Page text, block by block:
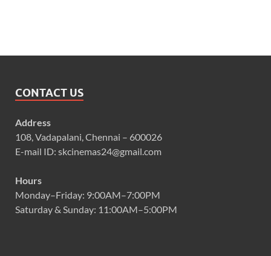
CONTACT US
Address
108, Vadapalani, Chennai – 600026
E-mail ID: skcinemas24@gmail.com
Hours
Monday–Friday: 9:00AM–7:00PM
Saturday & Sunday: 11:00AM–5:00PM